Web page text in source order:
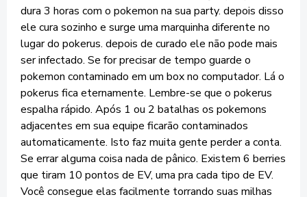
dura 3 horas com o pokemon na sua party. depois disso
ele cura sozinho e surge uma marquinha diferente no
lugar do pokerus. depois de curado ele não pode mais
ser infectado. Se for precisar de tempo guarde o
pokemon contaminado em um box no computador. Lá o
pokerus fica eternamente. Lembre-se que o pokerus
espalha rápido. Após 1 ou 2 batalhas os pokemons
adjacentes em sua equipe ficarão contaminados
automaticamente. Isto faz muita gente perder a conta.
Se errar alguma coisa nada de pânico. Existem 6 berries
que tiram 10 pontos de EV, uma pra cada tipo de EV.
Você consegue elas facilmente torrando suas milhas